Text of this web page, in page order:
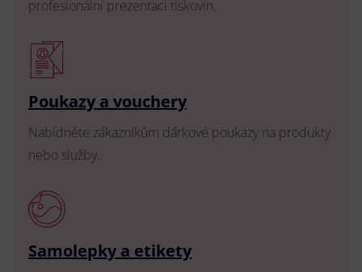
profesionální prezentaci tiskovin.
Poukazy a vouchery
Nabídněte zákazníkům dárkové poukazy na produkty
nebo služby.
Samolepky a etikety